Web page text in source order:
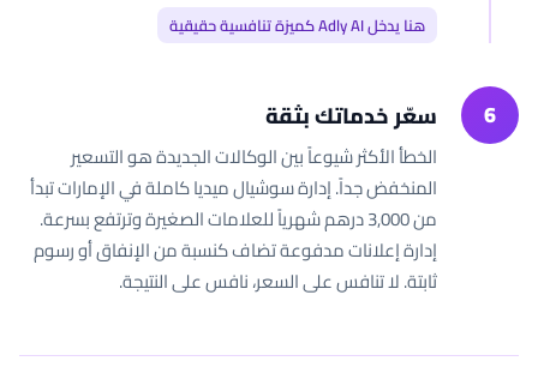
هنا يدخل Adly AI كميزة تنافسية حقيقية
6 سعّر خدماتك بثقة
الخطأ الأكثر شيوعاً بين الوكالات الجديدة هو التسعير
المنخفض جداً. إدارة سوشيال ميديا كاملة في الإمارات تبدأ
من 3,000 درهم شهرياً للعلامات الصغيرة وترتفع بسرعة.
إدارة إعلانات مدفوعة تضاف كنسبة من الإنفاق أو رسوم
ثابتة. لا تنافس على السعر، نافس على النتيجة.